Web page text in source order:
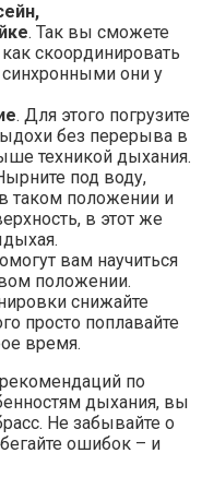
. Так вы сможете
скоординировать
они у
. Для этого погрузите
без перерыва в
техникой дыхания.
под воду,
таком положении и
в этот же
вам научиться
положении.
снижайте
просто поплавайте
время.
по
дыхания, вы
Не забывайте о
ошибок – и